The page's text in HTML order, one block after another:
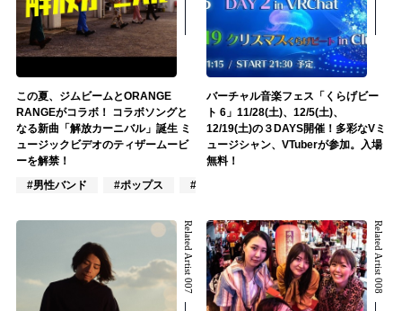
この夏、ジムビームとORANGE
RANGEがコラボ！ コラボソングと
なる新曲「解放カーニバル」誕生 ミ
ュージックビデオのティザームービ
ーを解禁！
#男性バンド
#ポップス #ロック
バーチャル音楽フェス「くらげビー
ト 6」11/28(土)、12/5(土)、
12/19(土)の３DAYS開催！多彩なVミ
ュージシャン、VTuberが参加。入場
無料！
Related Artist 007 Related Artist 008